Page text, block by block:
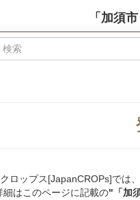
「加須
ロップス[JapanCROPs]では
細はこのページに記載の"「加